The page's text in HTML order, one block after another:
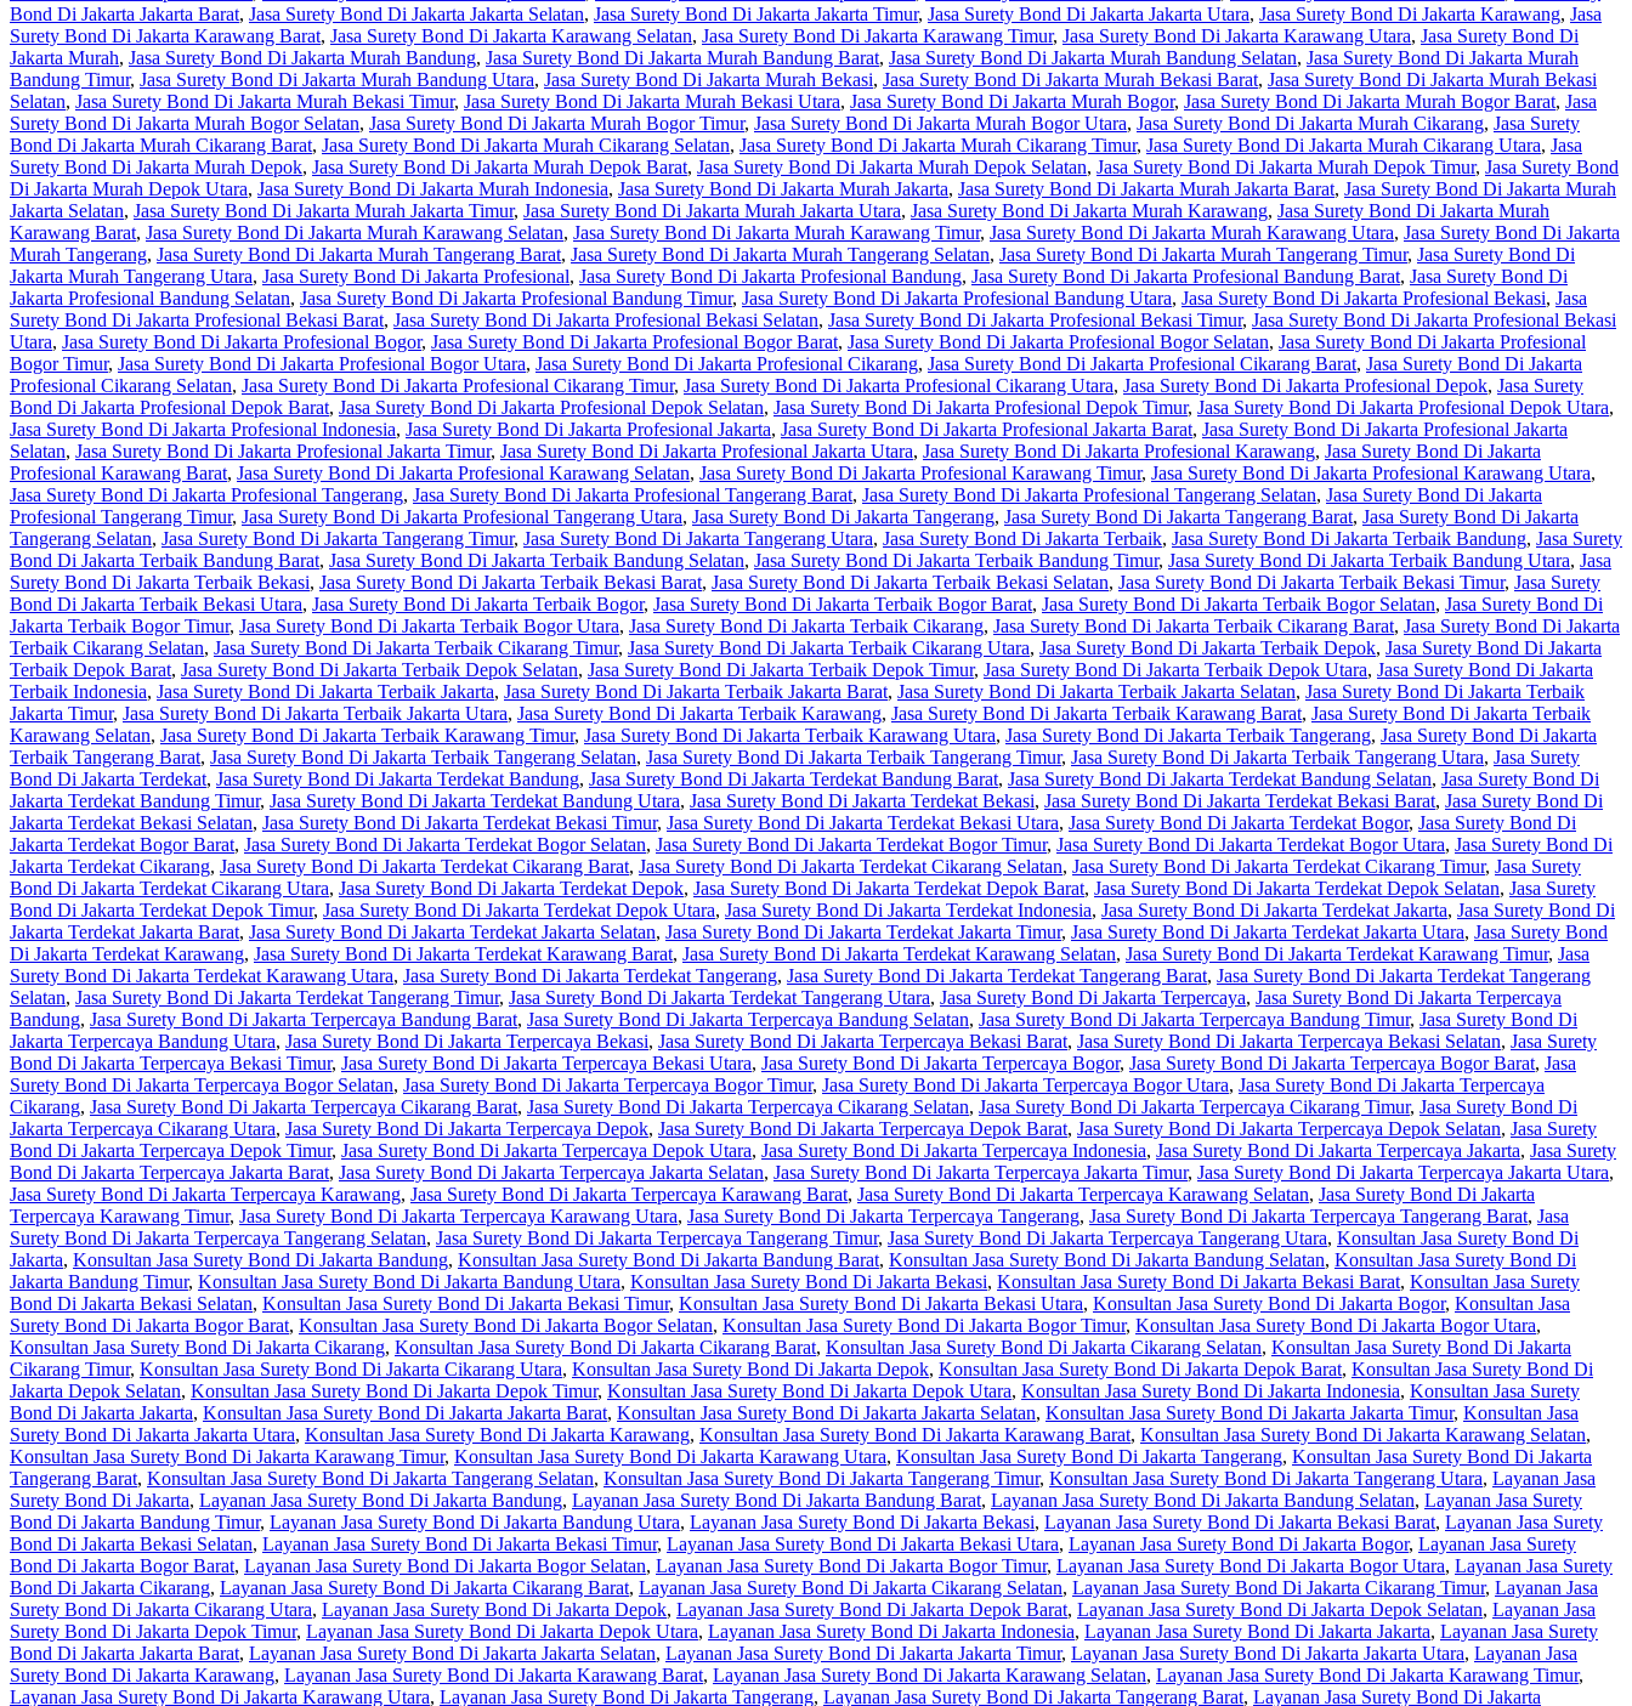
Bond Di Jakarta Jakarta Barat, Jasa Surety Bond Di Jakarta Jakarta Selatan, Jasa Surety Bond Di Jakarta Jakarta Timur, Jasa Surety Bond Di Jakarta Jakarta Utara, Jasa Surety Bond Di Jakarta Karawang, Jasa
Surety Bond Di Jakarta Karawang Barat, Jasa Surety Bond Di Jakarta Karawang Selatan, Jasa Surety Bond Di Jakarta Karawang Timur, Jasa Surety Bond Di Jakarta Karawang Utara, Jasa Surety Bond Di
Jakarta Murah, Jasa Surety Bond Di Jakarta Murah Bandung, Jasa Surety Bond Di Jakarta Murah Bandung Barat, Jasa Surety Bond Di Jakarta Murah Bandung Selatan, Jasa Surety Bond Di Jakarta Murah
Bandung Timur, Jasa Surety Bond Di Jakarta Murah Bandung Utara, Jasa Surety Bond Di Jakarta Murah Bekasi, Jasa Surety Bond Di Jakarta Murah Bekasi Barat, Jasa Surety Bond Di Jakarta Murah Bekasi
Selatan, Jasa Surety Bond Di Jakarta Murah Bekasi Timur, Jasa Surety Bond Di Jakarta Murah Bekasi Utara, Jasa Surety Bond Di Jakarta Murah Bogor, Jasa Surety Bond Di Jakarta Murah Bogor Barat, Jasa
Surety Bond Di Jakarta Murah Bogor Selatan, Jasa Surety Bond Di Jakarta Murah Bogor Timur, Jasa Surety Bond Di Jakarta Murah Bogor Utara, Jasa Surety Bond Di Jakarta Murah Cikarang, Jasa Surety
Bond Di Jakarta Murah Cikarang Barat, Jasa Surety Bond Di Jakarta Murah Cikarang Selatan, Jasa Surety Bond Di Jakarta Murah Cikarang Timur, Jasa Surety Bond Di Jakarta Murah Cikarang Utara, Jasa
Surety Bond Di Jakarta Murah Depok, Jasa Surety Bond Di Jakarta Murah Depok Barat, Jasa Surety Bond Di Jakarta Murah Depok Selatan, Jasa Surety Bond Di Jakarta Murah Depok Timur, Jasa Surety Bond
Di Jakarta Murah Depok Utara, Jasa Surety Bond Di Jakarta Murah Indonesia, Jasa Surety Bond Di Jakarta Murah Jakarta, Jasa Surety Bond Di Jakarta Murah Jakarta Barat, Jasa Surety Bond Di Jakarta Murah
Jakarta Selatan, Jasa Surety Bond Di Jakarta Murah Jakarta Timur, Jasa Surety Bond Di Jakarta Murah Jakarta Utara, Jasa Surety Bond Di Jakarta Murah Karawang, Jasa Surety Bond Di Jakarta Murah
Karawang Barat, Jasa Surety Bond Di Jakarta Murah Karawang Selatan, Jasa Surety Bond Di Jakarta Murah Karawang Timur, Jasa Surety Bond Di Jakarta Murah Karawang Utara, Jasa Surety Bond Di Jakarta
Murah Tangerang, Jasa Surety Bond Di Jakarta Murah Tangerang Barat, Jasa Surety Bond Di Jakarta Murah Tangerang Selatan, Jasa Surety Bond Di Jakarta Murah Tangerang Timur, Jasa Surety Bond Di
Jakarta Murah Tangerang Utara, Jasa Surety Bond Di Jakarta Profesional, Jasa Surety Bond Di Jakarta Profesional Bandung, Jasa Surety Bond Di Jakarta Profesional Bandung Barat, Jasa Surety Bond Di
Jakarta Profesional Bandung Selatan, Jasa Surety Bond Di Jakarta Profesional Bandung Timur, Jasa Surety Bond Di Jakarta Profesional Bandung Utara, Jasa Surety Bond Di Jakarta Profesional Bekasi, Jasa
Surety Bond Di Jakarta Profesional Bekasi Barat, Jasa Surety Bond Di Jakarta Profesional Bekasi Selatan, Jasa Surety Bond Di Jakarta Profesional Bekasi Timur, Jasa Surety Bond Di Jakarta Profesional Bekasi
Utara, Jasa Surety Bond Di Jakarta Profesional Bogor, Jasa Surety Bond Di Jakarta Profesional Bogor Barat, Jasa Surety Bond Di Jakarta Profesional Bogor Selatan, Jasa Surety Bond Di Jakarta Profesional
Bogor Timur, Jasa Surety Bond Di Jakarta Profesional Bogor Utara, Jasa Surety Bond Di Jakarta Profesional Cikarang, Jasa Surety Bond Di Jakarta Profesional Cikarang Barat, Jasa Surety Bond Di Jakarta
Profesional Cikarang Selatan, Jasa Surety Bond Di Jakarta Profesional Cikarang Timur, Jasa Surety Bond Di Jakarta Profesional Cikarang Utara, Jasa Surety Bond Di Jakarta Profesional Depok, Jasa Surety
Bond Di Jakarta Profesional Depok Barat, Jasa Surety Bond Di Jakarta Profesional Depok Selatan, Jasa Surety Bond Di Jakarta Profesional Depok Timur, Jasa Surety Bond Di Jakarta Profesional Depok Utara,
Jasa Surety Bond Di Jakarta Profesional Indonesia, Jasa Surety Bond Di Jakarta Profesional Jakarta, Jasa Surety Bond Di Jakarta Profesional Jakarta Barat, Jasa Surety Bond Di Jakarta Profesional Jakarta
Selatan, Jasa Surety Bond Di Jakarta Profesional Jakarta Timur, Jasa Surety Bond Di Jakarta Profesional Jakarta Utara, Jasa Surety Bond Di Jakarta Profesional Karawang, Jasa Surety Bond Di Jakarta
Profesional Karawang Barat, Jasa Surety Bond Di Jakarta Profesional Karawang Selatan, Jasa Surety Bond Di Jakarta Profesional Karawang Timur, Jasa Surety Bond Di Jakarta Profesional Karawang Utara,
Jasa Surety Bond Di Jakarta Profesional Tangerang, Jasa Surety Bond Di Jakarta Profesional Tangerang Barat, Jasa Surety Bond Di Jakarta Profesional Tangerang Selatan, Jasa Surety Bond Di Jakarta
Profesional Tangerang Timur, Jasa Surety Bond Di Jakarta Profesional Tangerang Utara, Jasa Surety Bond Di Jakarta Tangerang, Jasa Surety Bond Di Jakarta Tangerang Barat, Jasa Surety Bond Di Jakarta
Tangerang Selatan, Jasa Surety Bond Di Jakarta Tangerang Timur, Jasa Surety Bond Di Jakarta Tangerang Utara, Jasa Surety Bond Di Jakarta Terbaik, Jasa Surety Bond Di Jakarta Terbaik Bandung, Jasa Surety
Bond Di Jakarta Terbaik Bandung Barat, Jasa Surety Bond Di Jakarta Terbaik Bandung Selatan, Jasa Surety Bond Di Jakarta Terbaik Bandung Timur, Jasa Surety Bond Di Jakarta Terbaik Bandung Utara, Jasa
Surety Bond Di Jakarta Terbaik Bekasi, Jasa Surety Bond Di Jakarta Terbaik Bekasi Barat, Jasa Surety Bond Di Jakarta Terbaik Bekasi Selatan, Jasa Surety Bond Di Jakarta Terbaik Bekasi Timur, Jasa Surety
Bond Di Jakarta Terbaik Bekasi Utara, Jasa Surety Bond Di Jakarta Terbaik Bogor, Jasa Surety Bond Di Jakarta Terbaik Bogor Barat, Jasa Surety Bond Di Jakarta Terbaik Bogor Selatan, Jasa Surety Bond Di
Jakarta Terbaik Bogor Timur, Jasa Surety Bond Di Jakarta Terbaik Bogor Utara, Jasa Surety Bond Di Jakarta Terbaik Cikarang, Jasa Surety Bond Di Jakarta Terbaik Cikarang Barat, Jasa Surety Bond Di Jakarta
Terbaik Cikarang Selatan, Jasa Surety Bond Di Jakarta Terbaik Cikarang Timur, Jasa Surety Bond Di Jakarta Terbaik Cikarang Utara, Jasa Surety Bond Di Jakarta Terbaik Depok, Jasa Surety Bond Di Jakarta
Terbaik Depok Barat, Jasa Surety Bond Di Jakarta Terbaik Depok Selatan, Jasa Surety Bond Di Jakarta Terbaik Depok Timur, Jasa Surety Bond Di Jakarta Terbaik Depok Utara, Jasa Surety Bond Di Jakarta
Terbaik Indonesia, Jasa Surety Bond Di Jakarta Terbaik Jakarta, Jasa Surety Bond Di Jakarta Terbaik Jakarta Barat, Jasa Surety Bond Di Jakarta Terbaik Jakarta Selatan, Jasa Surety Bond Di Jakarta Terbaik
Jakarta Timur, Jasa Surety Bond Di Jakarta Terbaik Jakarta Utara, Jasa Surety Bond Di Jakarta Terbaik Karawang, Jasa Surety Bond Di Jakarta Terbaik Karawang Barat, Jasa Surety Bond Di Jakarta Terbaik
Karawang Selatan, Jasa Surety Bond Di Jakarta Terbaik Karawang Timur, Jasa Surety Bond Di Jakarta Terbaik Karawang Utara, Jasa Surety Bond Di Jakarta Terbaik Tangerang, Jasa Surety Bond Di Jakarta
Terbaik Tangerang Barat, Jasa Surety Bond Di Jakarta Terbaik Tangerang Selatan, Jasa Surety Bond Di Jakarta Terbaik Tangerang Timur, Jasa Surety Bond Di Jakarta Terbaik Tangerang Utara, Jasa Surety
Bond Di Jakarta Terdekat, Jasa Surety Bond Di Jakarta Terdekat Bandung, Jasa Surety Bond Di Jakarta Terdekat Bandung Barat, Jasa Surety Bond Di Jakarta Terdekat Bandung Selatan, Jasa Surety Bond Di
Jakarta Terdekat Bandung Timur, Jasa Surety Bond Di Jakarta Terdekat Bandung Utara, Jasa Surety Bond Di Jakarta Terdekat Bekasi, Jasa Surety Bond Di Jakarta Terdekat Bekasi Barat, Jasa Surety Bond Di
Jakarta Terdekat Bekasi Selatan, Jasa Surety Bond Di Jakarta Terdekat Bekasi Timur, Jasa Surety Bond Di Jakarta Terdekat Bekasi Utara, Jasa Surety Bond Di Jakarta Terdekat Bogor, Jasa Surety Bond Di
Jakarta Terdekat Bogor Barat, Jasa Surety Bond Di Jakarta Terdekat Bogor Selatan, Jasa Surety Bond Di Jakarta Terdekat Bogor Timur, Jasa Surety Bond Di Jakarta Terdekat Bogor Utara, Jasa Surety Bond Di
Jakarta Terdekat Cikarang, Jasa Surety Bond Di Jakarta Terdekat Cikarang Barat, Jasa Surety Bond Di Jakarta Terdekat Cikarang Selatan, Jasa Surety Bond Di Jakarta Terdekat Cikarang Timur, Jasa Surety
Bond Di Jakarta Terdekat Cikarang Utara, Jasa Surety Bond Di Jakarta Terdekat Depok, Jasa Surety Bond Di Jakarta Terdekat Depok Barat, Jasa Surety Bond Di Jakarta Terdekat Depok Selatan, Jasa Surety
Bond Di Jakarta Terdekat Depok Timur, Jasa Surety Bond Di Jakarta Terdekat Depok Utara, Jasa Surety Bond Di Jakarta Terdekat Indonesia, Jasa Surety Bond Di Jakarta Terdekat Jakarta, Jasa Surety Bond Di
Jakarta Terdekat Jakarta Barat, Jasa Surety Bond Di Jakarta Terdekat Jakarta Selatan, Jasa Surety Bond Di Jakarta Terdekat Jakarta Timur, Jasa Surety Bond Di Jakarta Terdekat Jakarta Utara, Jasa Surety Bond
Di Jakarta Terdekat Karawang, Jasa Surety Bond Di Jakarta Terdekat Karawang Barat, Jasa Surety Bond Di Jakarta Terdekat Karawang Selatan, Jasa Surety Bond Di Jakarta Terdekat Karawang Timur, Jasa
Surety Bond Di Jakarta Terdekat Karawang Utara, Jasa Surety Bond Di Jakarta Terdekat Tangerang, Jasa Surety Bond Di Jakarta Terdekat Tangerang Barat, Jasa Surety Bond Di Jakarta Terdekat Tangerang
Selatan, Jasa Surety Bond Di Jakarta Terdekat Tangerang Timur, Jasa Surety Bond Di Jakarta Terdekat Tangerang Utara, Jasa Surety Bond Di Jakarta Terpercaya, Jasa Surety Bond Di Jakarta Terpercaya
Bandung, Jasa Surety Bond Di Jakarta Terpercaya Bandung Barat, Jasa Surety Bond Di Jakarta Terpercaya Bandung Selatan, Jasa Surety Bond Di Jakarta Terpercaya Bandung Timur, Jasa Surety Bond Di
Jakarta Terpercaya Bandung Utara, Jasa Surety Bond Di Jakarta Terpercaya Bekasi, Jasa Surety Bond Di Jakarta Terpercaya Bekasi Barat, Jasa Surety Bond Di Jakarta Terpercaya Bekasi Selatan, Jasa Surety
Bond Di Jakarta Terpercaya Bekasi Timur, Jasa Surety Bond Di Jakarta Terpercaya Bekasi Utara, Jasa Surety Bond Di Jakarta Terpercaya Bogor, Jasa Surety Bond Di Jakarta Terpercaya Bogor Barat, Jasa
Surety Bond Di Jakarta Terpercaya Bogor Selatan, Jasa Surety Bond Di Jakarta Terpercaya Bogor Timur, Jasa Surety Bond Di Jakarta Terpercaya Bogor Utara, Jasa Surety Bond Di Jakarta Terpercaya
Cikarang, Jasa Surety Bond Di Jakarta Terpercaya Cikarang Barat, Jasa Surety Bond Di Jakarta Terpercaya Cikarang Selatan, Jasa Surety Bond Di Jakarta Terpercaya Cikarang Timur, Jasa Surety Bond Di
Jakarta Terpercaya Cikarang Utara, Jasa Surety Bond Di Jakarta Terpercaya Depok, Jasa Surety Bond Di Jakarta Terpercaya Depok Barat, Jasa Surety Bond Di Jakarta Terpercaya Depok Selatan, Jasa Surety
Bond Di Jakarta Terpercaya Depok Timur, Jasa Surety Bond Di Jakarta Terpercaya Depok Utara, Jasa Surety Bond Di Jakarta Terpercaya Indonesia, Jasa Surety Bond Di Jakarta Terpercaya Jakarta, Jasa Surety
Bond Di Jakarta Terpercaya Jakarta Barat, Jasa Surety Bond Di Jakarta Terpercaya Jakarta Selatan, Jasa Surety Bond Di Jakarta Terpercaya Jakarta Timur, Jasa Surety Bond Di Jakarta Terpercaya Jakarta Utara,
Jasa Surety Bond Di Jakarta Terpercaya Karawang, Jasa Surety Bond Di Jakarta Terpercaya Karawang Barat, Jasa Surety Bond Di Jakarta Terpercaya Karawang Selatan, Jasa Surety Bond Di Jakarta
Terpercaya Karawang Timur, Jasa Surety Bond Di Jakarta Terpercaya Karawang Utara, Jasa Surety Bond Di Jakarta Terpercaya Tangerang, Jasa Surety Bond Di Jakarta Terpercaya Tangerang Barat, Jasa
Surety Bond Di Jakarta Terpercaya Tangerang Selatan, Jasa Surety Bond Di Jakarta Terpercaya Tangerang Timur, Jasa Surety Bond Di Jakarta Terpercaya Tangerang Utara, Konsultan Jasa Surety Bond Di
Jakarta, Konsultan Jasa Surety Bond Di Jakarta Bandung, Konsultan Jasa Surety Bond Di Jakarta Bandung Barat, Konsultan Jasa Surety Bond Di Jakarta Bandung Selatan, Konsultan Jasa Surety Bond Di
Jakarta Bandung Timur, Konsultan Jasa Surety Bond Di Jakarta Bandung Utara, Konsultan Jasa Surety Bond Di Jakarta Bekasi, Konsultan Jasa Surety Bond Di Jakarta Bekasi Barat, Konsultan Jasa Surety
Bond Di Jakarta Bekasi Selatan, Konsultan Jasa Surety Bond Di Jakarta Bekasi Timur, Konsultan Jasa Surety Bond Di Jakarta Bekasi Utara, Konsultan Jasa Surety Bond Di Jakarta Bogor, Konsultan Jasa
Surety Bond Di Jakarta Bogor Barat, Konsultan Jasa Surety Bond Di Jakarta Bogor Selatan, Konsultan Jasa Surety Bond Di Jakarta Bogor Timur, Konsultan Jasa Surety Bond Di Jakarta Bogor Utara,
Konsultan Jasa Surety Bond Di Jakarta Cikarang, Konsultan Jasa Surety Bond Di Jakarta Cikarang Barat, Konsultan Jasa Surety Bond Di Jakarta Cikarang Selatan, Konsultan Jasa Surety Bond Di Jakarta
Cikarang Timur, Konsultan Jasa Surety Bond Di Jakarta Cikarang Utara, Konsultan Jasa Surety Bond Di Jakarta Depok, Konsultan Jasa Surety Bond Di Jakarta Depok Barat, Konsultan Jasa Surety Bond Di
Jakarta Depok Selatan, Konsultan Jasa Surety Bond Di Jakarta Depok Timur, Konsultan Jasa Surety Bond Di Jakarta Depok Utara, Konsultan Jasa Surety Bond Di Jakarta Indonesia, Konsultan Jasa Surety
Bond Di Jakarta Jakarta, Konsultan Jasa Surety Bond Di Jakarta Jakarta Barat, Konsultan Jasa Surety Bond Di Jakarta Jakarta Selatan, Konsultan Jasa Surety Bond Di Jakarta Jakarta Timur, Konsultan Jasa
Surety Bond Di Jakarta Jakarta Utara, Konsultan Jasa Surety Bond Di Jakarta Karawang, Konsultan Jasa Surety Bond Di Jakarta Karawang Barat, Konsultan Jasa Surety Bond Di Jakarta Karawang Selatan,
Konsultan Jasa Surety Bond Di Jakarta Karawang Timur, Konsultan Jasa Surety Bond Di Jakarta Karawang Utara, Konsultan Jasa Surety Bond Di Jakarta Tangerang, Konsultan Jasa Surety Bond Di Jakarta
Tangerang Barat, Konsultan Jasa Surety Bond Di Jakarta Tangerang Selatan, Konsultan Jasa Surety Bond Di Jakarta Tangerang Timur, Konsultan Jasa Surety Bond Di Jakarta Tangerang Utara, Layanan Jasa
Surety Bond Di Jakarta, Layanan Jasa Surety Bond Di Jakarta Bandung, Layanan Jasa Surety Bond Di Jakarta Bandung Barat, Layanan Jasa Surety Bond Di Jakarta Bandung Selatan, Layanan Jasa Surety
Bond Di Jakarta Bandung Timur, Layanan Jasa Surety Bond Di Jakarta Bandung Utara, Layanan Jasa Surety Bond Di Jakarta Bekasi, Layanan Jasa Surety Bond Di Jakarta Bekasi Barat, Layanan Jasa Surety
Bond Di Jakarta Bekasi Selatan, Layanan Jasa Surety Bond Di Jakarta Bekasi Timur, Layanan Jasa Surety Bond Di Jakarta Bekasi Utara, Layanan Jasa Surety Bond Di Jakarta Bogor, Layanan Jasa Surety
Bond Di Jakarta Bogor Barat, Layanan Jasa Surety Bond Di Jakarta Bogor Selatan, Layanan Jasa Surety Bond Di Jakarta Bogor Timur, Layanan Jasa Surety Bond Di Jakarta Bogor Utara, Layanan Jasa Surety
Bond Di Jakarta Cikarang, Layanan Jasa Surety Bond Di Jakarta Cikarang Barat, Layanan Jasa Surety Bond Di Jakarta Cikarang Selatan, Layanan Jasa Surety Bond Di Jakarta Cikarang Timur, Layanan Jasa
Surety Bond Di Jakarta Cikarang Utara, Layanan Jasa Surety Bond Di Jakarta Depok, Layanan Jasa Surety Bond Di Jakarta Depok Barat, Layanan Jasa Surety Bond Di Jakarta Depok Selatan, Layanan Jasa
Surety Bond Di Jakarta Depok Timur, Layanan Jasa Surety Bond Di Jakarta Depok Utara, Layanan Jasa Surety Bond Di Jakarta Indonesia, Layanan Jasa Surety Bond Di Jakarta Jakarta, Layanan Jasa Surety
Bond Di Jakarta Jakarta Barat, Layanan Jasa Surety Bond Di Jakarta Jakarta Selatan, Layanan Jasa Surety Bond Di Jakarta Jakarta Timur, Layanan Jasa Surety Bond Di Jakarta Jakarta Utara, Layanan Jasa
Surety Bond Di Jakarta Karawang, Layanan Jasa Surety Bond Di Jakarta Karawang Barat, Layanan Jasa Surety Bond Di Jakarta Karawang Selatan, Layanan Jasa Surety Bond Di Jakarta Karawang Timur,
Layanan Jasa Surety Bond Di Jakarta Karawang Utara, Layanan Jasa Surety Bond Di Jakarta Tangerang, Layanan Jasa Surety Bond Di Jakarta Tangerang Barat, Layanan Jasa Surety Bond Di Jakarta